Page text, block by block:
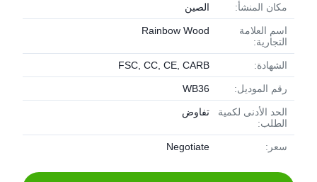
مكان المنشأ: الصين
اسم العلامة
التجارية:
Rainbow Wood
الشهادة: FSC, CC, CE, CARB
رقم الموديل: WB36
الحد الأدنى لكمية
الطلب:
تفاوض
سعر: Negotiate